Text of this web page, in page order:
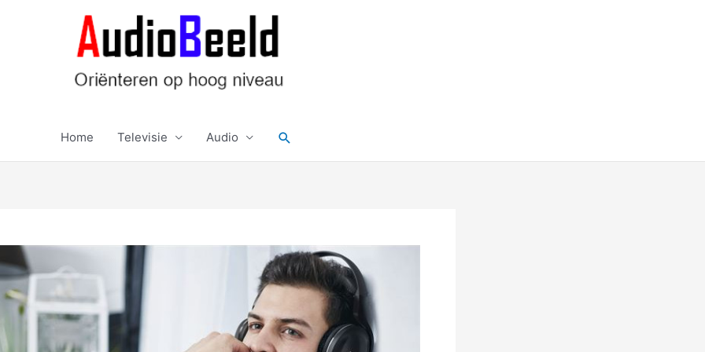
Home Televisie Audio Zoeken